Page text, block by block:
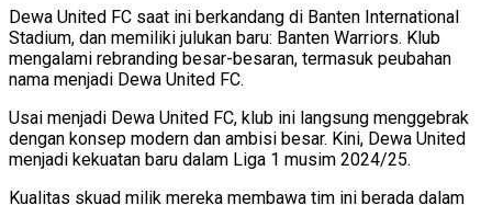
Dewa United FC saat ini berkandang di Banten International
Stadium, dan memiliki julukan baru: Banten Warriors. Klub
mengalami rebranding besar-besaran, termasuk peubahan
nama menjadi Dewa United FC.
Usai menjadi Dewa United FC, klub ini langsung menggebrak
dengan konsep modern dan ambisi besar. Kini, Dewa United
menjadi kekuatan baru dalam Liga 1 musim 2024/25.
Kualitas skuad milik mereka membawa tim ini berada dalam